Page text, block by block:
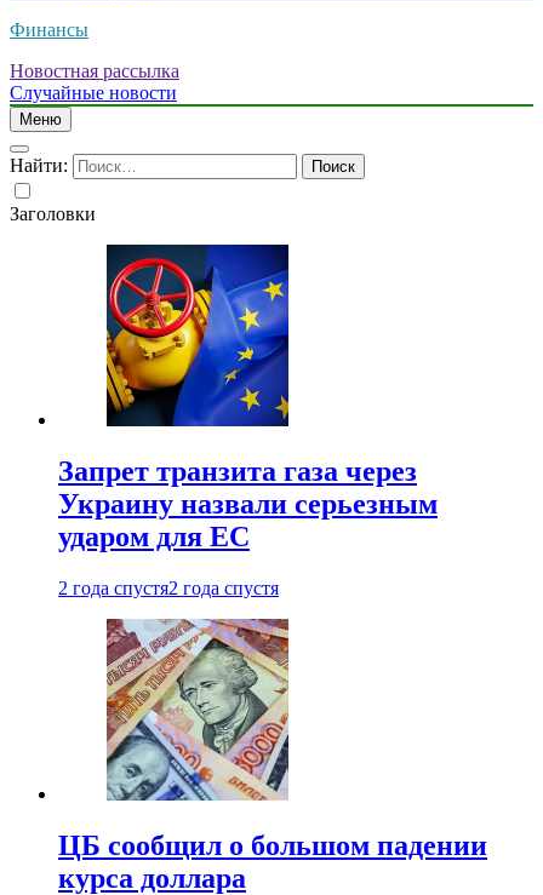
Финансы
Новостная рассылка
Случайные новости
Меню
Найти:
Заголовки
Запрет транзита газа через
Украину назвали серьезным
ударом для ЕС
2 года спустя2 года спустя
ЦБ сообщил о большом падении
курса доллара